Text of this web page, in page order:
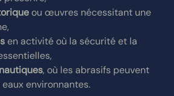
ou œuvres nécessitant une
en activité où la sécurité et la
, où les abrasifs peuvent
environnantes.